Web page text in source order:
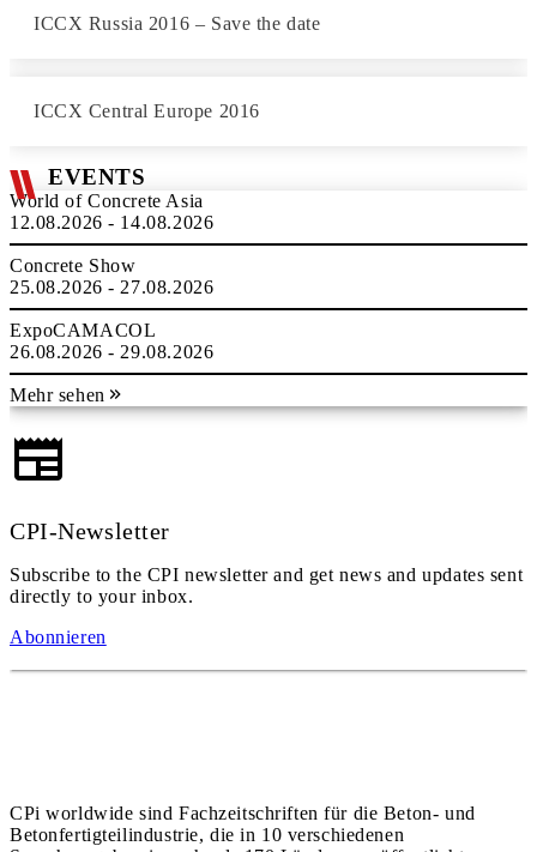
ICCX Russia 2016 – Save the date
ICCX Central Europe 2016
EVENTS
World of Concrete Asia
12.08.2026 - 14.08.2026
Concrete Show
25.08.2026 - 27.08.2026
ExpoCAMACOL
26.08.2026 - 29.08.2026
Mehr sehen
CPI-Newsletter
Subscribe to the CPI newsletter and get news and updates sent
directly to your inbox.
Abonnieren
CPi worldwide sind Fachzeitschriften für die Beton- und
Betonfertigteilindustrie, die in 10 verschiedenen